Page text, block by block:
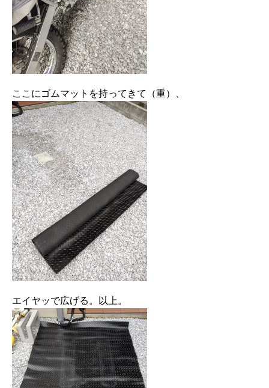
ここにゴムマットを持ってきて（重）、
エイヤッで広げる。以上。